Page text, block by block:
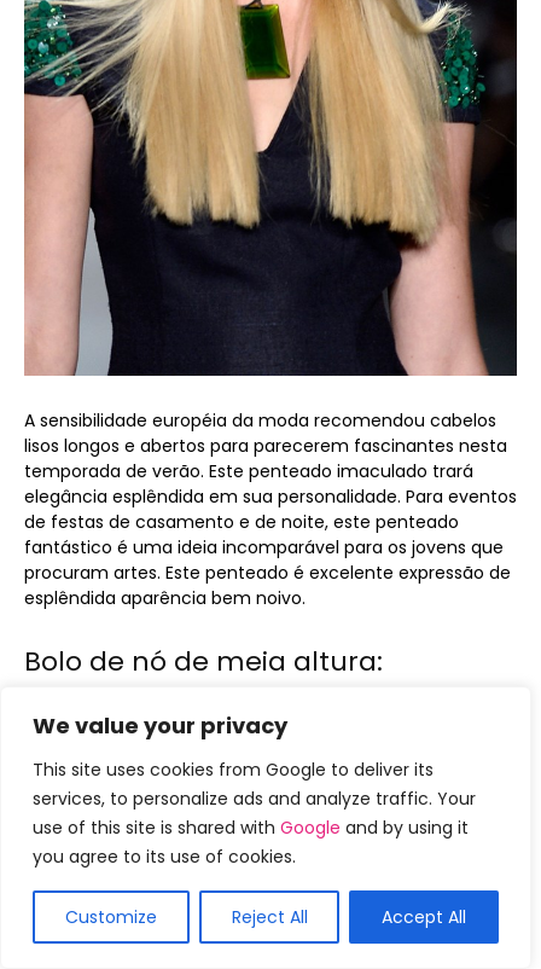
We value your privacy
This site uses cookies from Google to deliver its
services, to personalize ads and analyze traffic. Your
use of this site is shared with Google and by using it
you agree to its use of cookies.
Customize Reject All Accept All
A sensibilidade européia da moda recomendou cabelos
lisos longos e abertos para parecerem fascinantes nesta
temporada de verão. Este penteado imaculado trará
elegância esplêndida em sua personalidade. Para eventos
de festas de casamento e de noite, este penteado
fantástico é uma ideia incomparável para os jovens que
procuram artes. Este penteado é excelente expressão de
esplêndida aparência bem noivo.
Bolo de nó de meia altura: